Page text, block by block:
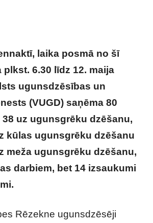
laika posmā no šī
plkst. 6.30 līdz 12. maija
ugunsdzēsības un
(VUGD) saņēma 80
uz ugunsgrēku dzēšanu,
kūlas ugunsgrēku dzēšanu
meža ugunsgrēku dzēšanu,
darbiem, bet 14 izsaukumi
Rēzekne ugunsdzēsēji